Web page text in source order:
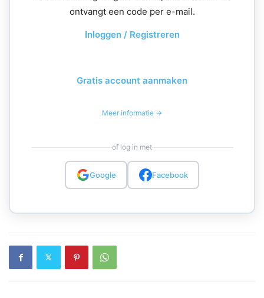
ontvangt een code per e-mail.
Inloggen / Registreren
Gratis account aanmaken
Meer informatie →
of log in met
Google Facebook